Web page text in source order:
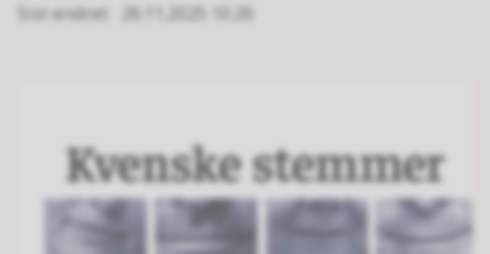
Sist endret 26.11.2025 10.26